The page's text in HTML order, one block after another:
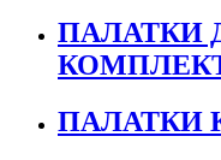
ПАЛАТКИ
ПАЛАТКИ